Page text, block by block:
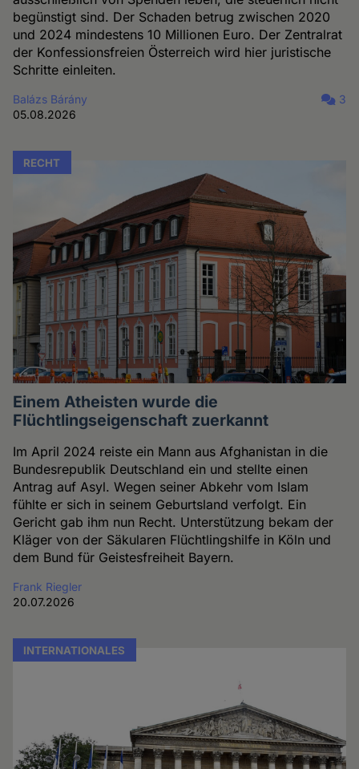
begünstigt sind. Der Schaden betrug zwischen 2020
und 2024 mindestens 10 Millionen Euro. Der Zentralrat
der Konfessionsfreien Österreich wird hier juristische
Schritte einleiten.
Balázs Bárány
05.08.2026
3
RECHT
Einem Atheisten wurde die
Flüchtlingseigenschaft zuerkannt
Im April 2024 reiste ein Mann aus Afghanistan in die
Bundesrepublik Deutschland ein und stellte einen
Antrag auf Asyl. Wegen seiner Abkehr vom Islam
fühlte er sich in seinem Geburtsland verfolgt. Ein
Gericht gab ihm nun Recht. Unterstützung bekam der
Kläger von der Säkularen Flüchtlingshilfe in Köln und
dem Bund für Geistesfreiheit Bayern.
Frank Riegler
20.07.2026
INTERNATIONALES